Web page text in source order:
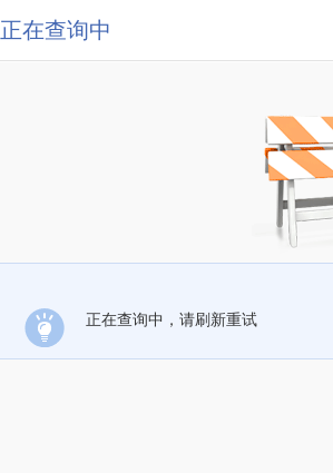
正在查询中
正在查询中，请刷新重试